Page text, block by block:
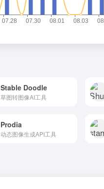
Stable Doodle
草图转图像AI工具
Prodia
动态图像生成API工具